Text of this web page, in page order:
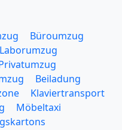
Büroumzug
Laborumzug
Beiladung
Klaviertransport
Möbeltaxi